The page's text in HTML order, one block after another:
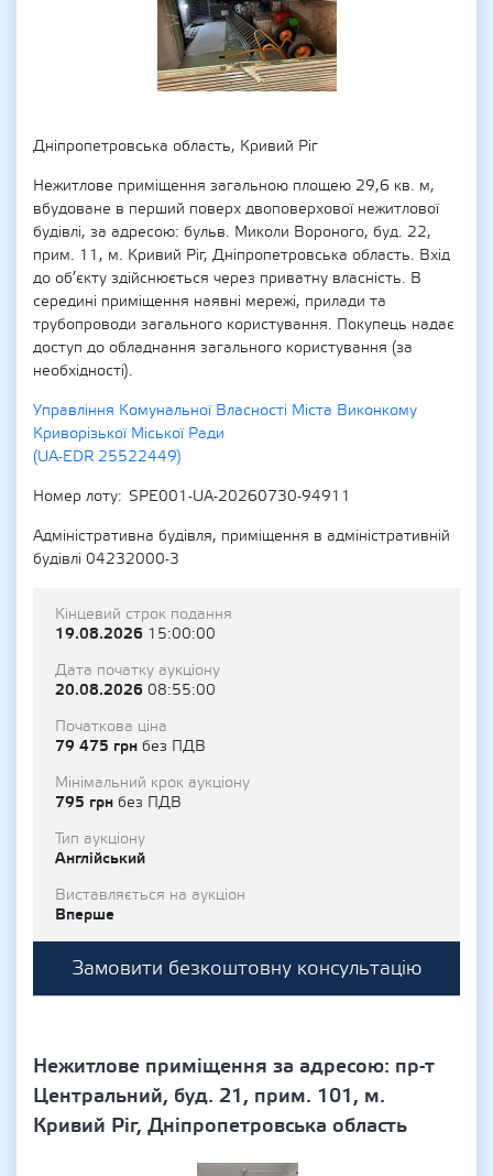
Дніпропетровська область, Кривий Ріг
Нежитлове приміщення загальною площею 29,6 кв. м,
вбудоване в перший поверх двоповерхової нежитлової
будівлі, за адресою: бульв. Миколи Вороного, буд. 22,
прим. 11, м. Кривий Ріг, Дніпропетровська область. Вхід
до об’єкту здійснюється через приватну власність. В
середині приміщення наявні мережі, прилади та
трубопроводи загального користування. Покупець надає
доступ до обладнання загального користування (за
необхідності).
Управління Комунальної Власності Міста Виконкому
Криворізької Міської Ради
(UA-EDR 25522449)
Номер лоту
SPE001-UA-20260730-94911
Адміністративна будівля, приміщення в адміністративній
будівлі 04232000-3
Кінцевий строк подання
19.08.2026 15:00:00
Дата початку аукціону
20.08.2026 08:55:00
Початкова ціна
79 475 грн без ПДВ
Мінімальний крок аукціону
795 грн без ПДВ
Тип аукціону
Англійський
Виставляється на аукціон
Вперше
Замовити безкоштовну консультацію
Нежитлове приміщення за адресою: пр-т
Центральний, буд. 21, прим. 101, м.
Кривий Ріг, Дніпропетровська область